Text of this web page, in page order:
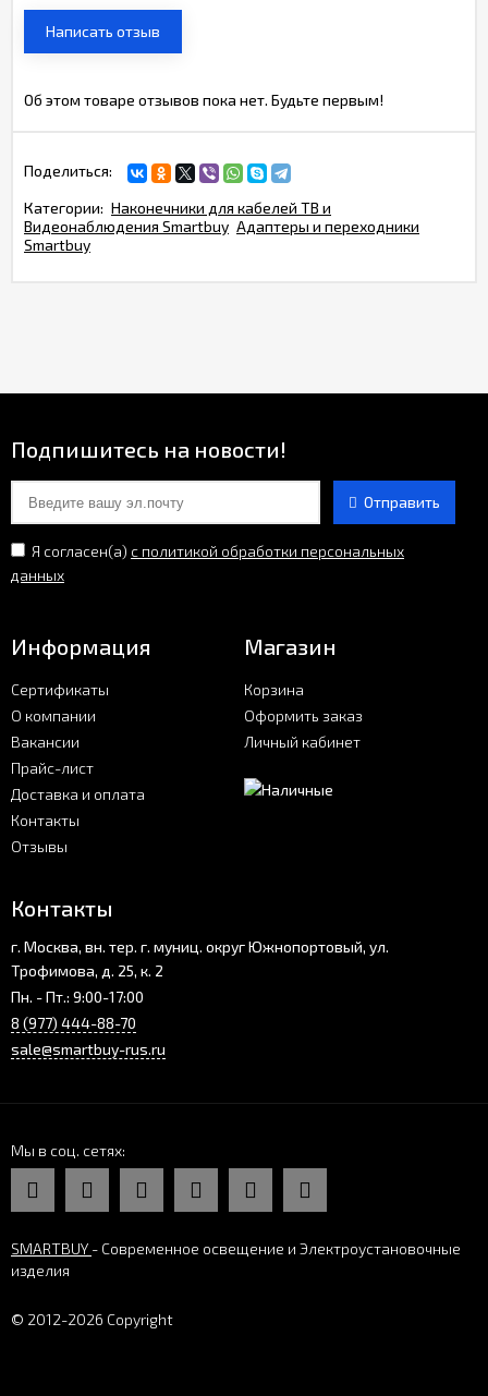
Написать отзыв
Об этом товаре отзывов пока нет. Будьте первым!
Поделиться:
Категории: Наконечники для кабелей ТВ и
Видеонаблюдения Smartbuy Адаптеры и переходники
Smartbuy
Подпишитесь на новости!
Отправить
Я согласен(a) с политикой обработки персональных
данных
Информация
Сертификаты
О компании
Вакансии
Прайс-лист
Доставка и оплата
Контакты
Отзывы
Магазин
Корзина
Оформить заказ
Личный кабинет
Контакты
г. Москва, вн. тер. г. муниц. округ Южнопортовый, ул.
Трофимова, д. 25, к. 2
Пн. - Пт.: 9:00-17:00
8 (977) 444-88-70
sale@smartbuy-rus.ru
Мы в соц. сетях
SMARTBUY - Современное освещение и Электроустановочные
изделия
© 2012-2026 Copyright